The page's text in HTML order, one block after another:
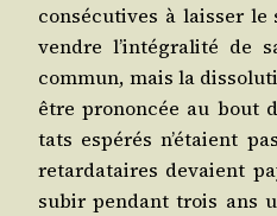
consé­cu­tives à lais­ser
vendre l’intégralité de
com­mun, mais la
être pro­non­cée au bout
tats espé­rés n’étaient
retar­da­taires devaient
subir pen­dant trois ans